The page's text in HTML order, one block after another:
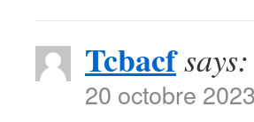
Tcbacfsays:
20 octobre